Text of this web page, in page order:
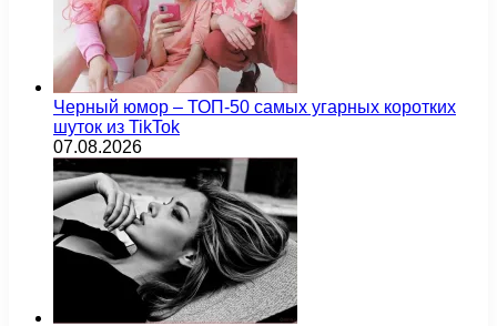
Черный юмор – ТОП-50 самых угарных коротких
шуток из TikTok
07.08.2026